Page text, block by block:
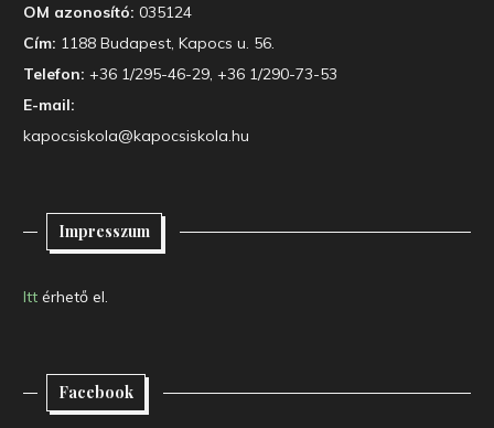
OM azonosító: 035124
Cím: 1188 Budapest, Kapocs u. 56.
Telefon: +36 1/295-46-29, +36 1/290-73-53
E-mail:
kapocsiskola@kapocsiskola.hu
Impresszum
Itt érhető el.
Facebook